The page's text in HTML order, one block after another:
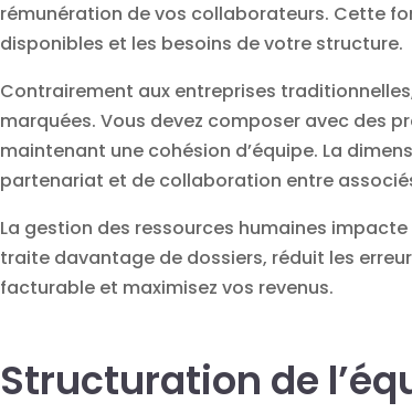
rémunération de vos collaborateurs. Cette
disponibles et les besoins de votre structure.
Contrairement aux entreprises
marquées. Vous devez composer avec des
maintenant une cohésion d’équipe. La
partenariat et de collaboration entre
La gestion des ressources humaines
traite davantage de dossiers, réduit les
facturable et maximisez vos revenus.
Structuration de